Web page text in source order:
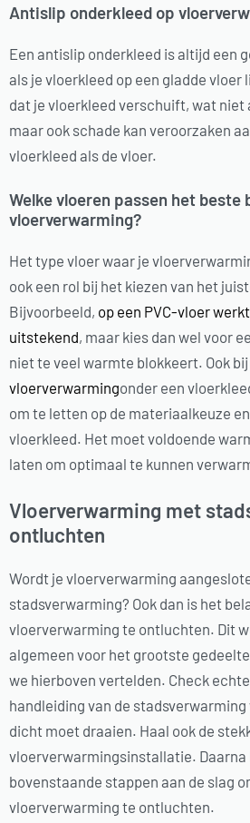
Antislip onderkleed op
Een antislip onderkleed is altijd een
als je vloerkleed op een gladde
dat je vloerkleed verschuift, wat niet
maar ook schade kan veroorzaken
vloerkleed als de vloer.
Welke vloeren passen het beste
vloerverwarming?
Het type vloer waar je
ook een rol bij het kiezen van het
Bijvoorbeeld, op een PVC-vloer
uitstekend, maar kies dan wel voor
niet te veel warmte blokkeert. Ook bij
vloerverwarmingonder een
om te letten op de materiaalkeuze
vloerkleed. Het moet voldoende
laten om optimaal te kunnen
Vloerverwarming met
ontluchten
Wordt je vloerverwarming
stadsverwarming? Ook dan is het
vloerverwarming te ontluchten. Dit
algemeen voor het grootste
we hierboven vertelden. Check
handleiding van de stadsverwarming
dicht moet draaien. Haal ook de
vloerverwarmingsinstallatie. Daarna
bovenstaande stappen aan de slag
vloerverwarming te ontluchten.